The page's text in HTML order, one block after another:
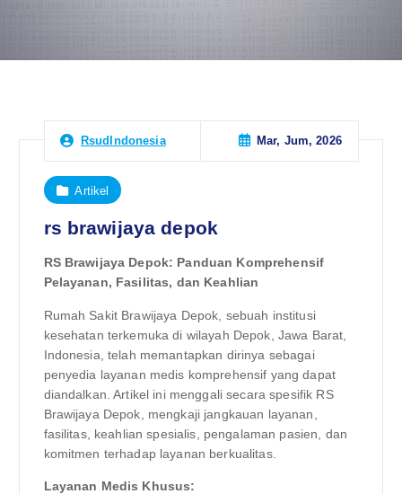
RsudIndonesia Mar, Jum, 2026
Artikel
rs brawijaya depok
RS Brawijaya Depok: Panduan Komprehensif
Pelayanan, Fasilitas, dan Keahlian
Rumah Sakit Brawijaya Depok, sebuah institusi
kesehatan terkemuka di wilayah Depok, Jawa Barat,
Indonesia, telah memantapkan dirinya sebagai
penyedia layanan medis komprehensif yang dapat
diandalkan. Artikel ini menggali secara spesifik RS
Brawijaya Depok, mengkaji jangkauan layanan,
fasilitas, keahlian spesialis, pengalaman pasien, dan
komitmen terhadap layanan berkualitas.
Layanan Medis Khusus: